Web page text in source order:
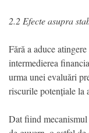
2.2 Efecte asupra
Fără a aduce
intermedierea
urma unei evaluări
riscurile potențiale la
Dat fiind